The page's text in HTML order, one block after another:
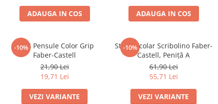
ADAUGA IN COS ADAUGA IN COS
-10%
Set 4 Pensule Color Grip
Faber-Castell
21,90 Lei
19,71 Lei
VEZI VARIANTE
-10%
Stilou Școlar Scribolino Faber-
Castell, Peniță A
61,90 Lei
55,71 Lei
VEZI VARIANTE